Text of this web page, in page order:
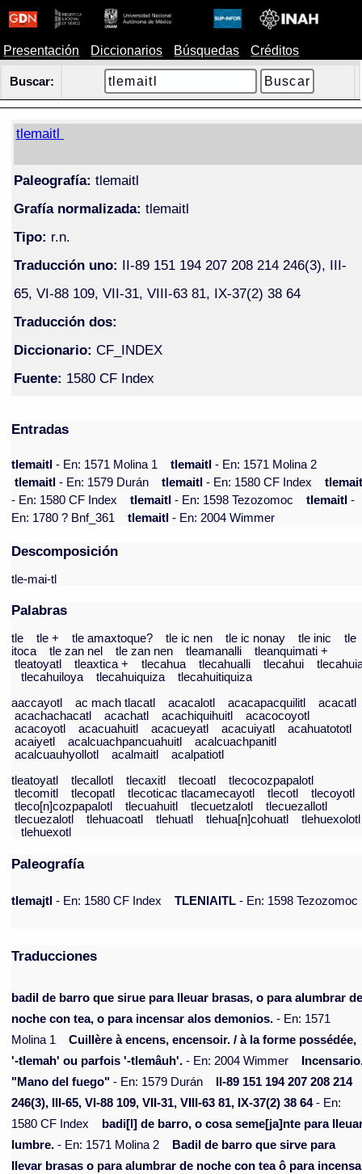
Presentación Diccionarios Búsquedas Créditos
Buscar:
tlemaitl
Paleografía: tlemaitl
Grafía normalizada: tlemaitl
Tipo: r.n.
Traducción uno: II-89 151 194 207 208 214 246(3), III-
65, VI-88 109, VII-31, VIII-63 81, IX-37(2) 38 64
Traducción dos:
Diccionario: CF_INDEX
Fuente: 1580 CF Index
Entradas
tlemaitl- En: 1571 Molina 1 tlemaitl- En: 1571 Molina 2
tlemaitl- En: 1579 Durán tlemaitl- En: 1580 CF Index
- En: 1580 CF Index
tlemaitl- En: 1598 Tezozomoc tlemaitl-
En: 1780 ? Bnf_361
tlemaitl- En: 2004 Wimmer
Descomposición
tle-mai-tl
Palabras
tle tle + tle amaxtoque? tle ic nen tle ic nonay tle inic
tle
itoca
tle zan nel tle zan nen tleamanalli
tleanquimati +
tleatoyatl
tleaxtica + tlecahua tlecahualli tlecahui
tlecahuiloya
tlecahuiquiza
tlecahuitiquiza
aaccayotl
ac mach tlacatl acacalotl acacapacquilitl
acacatl
acachachacatl
acachatl acachiquihuitl
acacocoyotl
acacoyotl
acacuahuitl acacueyatl acacuiyatl
acahuatototl
acaiyetl
acalcuachpancuahuitl
acalcuachpanitl
acalcuauhyollotl
acalmaitl
acalpatiotl
tleatoyatl
tlecallotl tlecaxitl tlecoatl
tlecocozpapalotl
tlecomitl
tlecopatl tlecoticac tlacamecayotl tlecotl
tlecoyotl
tleco[n]cozpapalotl
tlecuahuitl tlecuetzalotl
tlecuezallotl
tlecuezalotl
tlehuacoatl tlehuatl tlehua[n]cohuatl
tlehuexolotl
tlehuexotl
Paleografía
tlemajtl - En: 1580 CF Index TLENIAITL - En: 1598 Tezozomoc
Traducciones
badil de barro que sirue para lleuar brasas, o para alumbrar
noche con tea, o para incensar alos demonios. - En: 1571
Molina 1
Cuillère à encens, encensoir. / à la forme possédée,
'-tlemah' ou parfois '-tlemâuh'. - En: 2004 Wimmer
"Mano del fuego" - En: 1579 Durán
II-89 151 194 207 208 214
246(3), III-65, VI-88 109, VII-31, VIII-63 81, IX-37(2) 38 64- En:
1580 CF Index
badi[l] de barro, o cosa seme[ja]nte para
lumbre. - En: 1571 Molina 2
Badil de barro que sirve para
llevar brasas o para alumbrar de noche con tea ô para